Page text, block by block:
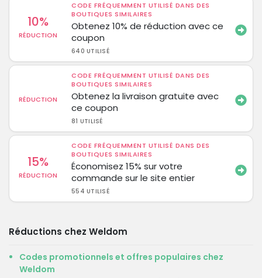
10%
RÉDUCTION
CODE FRÉQUEMMENT UTILISÉ DANS DES
BOUTIQUES SIMILAIRES
Obtenez 10% de réduction avec ce
coupon
640 UTILISÉ
RÉDUCTION
CODE FRÉQUEMMENT UTILISÉ DANS DES
BOUTIQUES SIMILAIRES
Obtenez la livraison gratuite avec
ce coupon
81 UTILISÉ
15%
RÉDUCTION
CODE FRÉQUEMMENT UTILISÉ DANS DES
BOUTIQUES SIMILAIRES
Économisez 15% sur votre
commande sur le site entier
554 UTILISÉ
Réductions chez Weldom
Codes promotionnels et offres populaires chez
Weldom